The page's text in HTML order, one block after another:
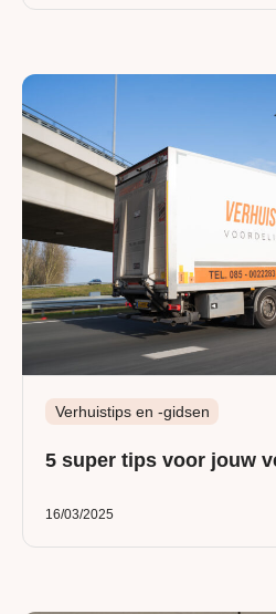
Verhuistips en -gidsen
5 super tips voor jouw
16/03/2025